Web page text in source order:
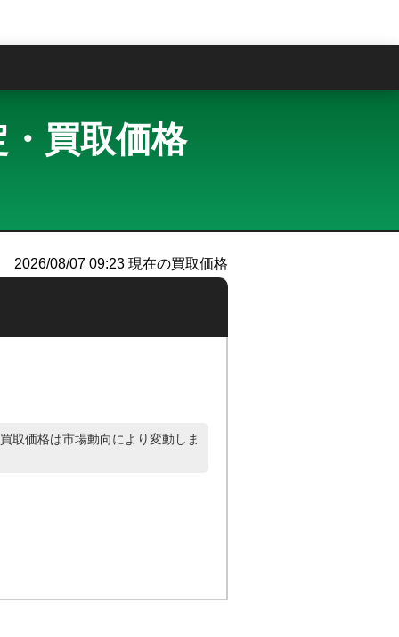
買取価格
2026/08/07 09:23 現在の買取価格
取価格は市場動向により変動しま